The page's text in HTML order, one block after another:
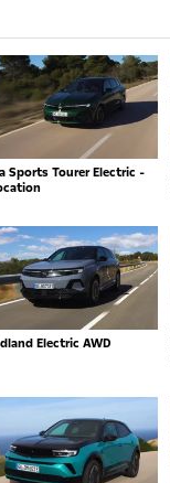
Sports Tourer Electric -
Electric AWD